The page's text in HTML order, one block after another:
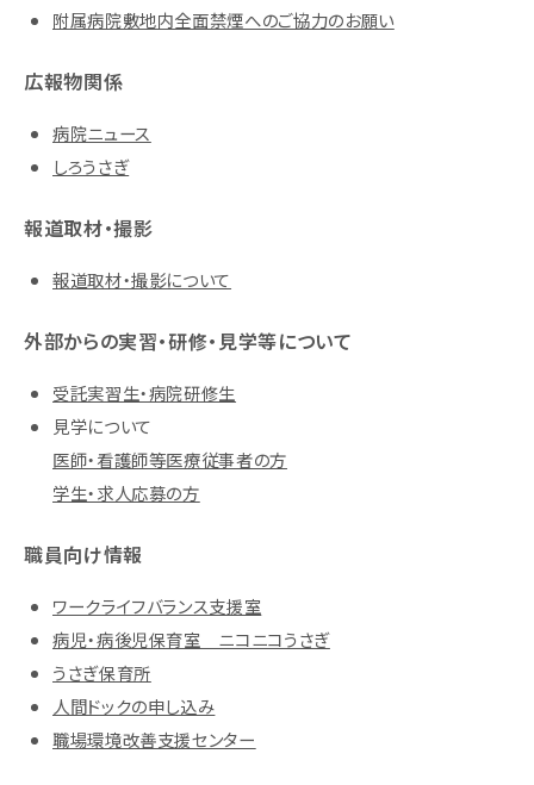
附属病院敷地内全面禁煙へのご協力のお願い
広報物関係
病院ニュース
しろうさぎ
報道取材・撮影
報道取材・撮影について
外部からの実習・研修・見学等について
受託実習生・病院研修生
見学について
医師・看護師等医療従事者の方
学生・求人応募の方
職員向け情報
ワークライフバランス支援室
病児・病後児保育室 ニコニコうさぎ
うさぎ保育所
人間ドックの申し込み
職場環境改善支援センター